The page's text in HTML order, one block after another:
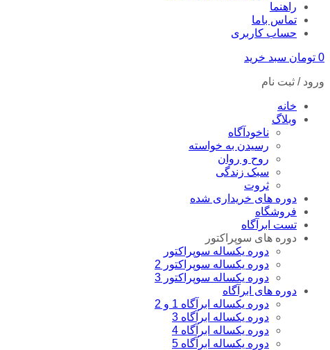
راهنما
تماس باما
حساب کاربری
0 تومان سبد خرید
ورود / ثبت نام
خانه
وبلاگ
ناخودآگاه
رسیدن به خواسته
روح و روان
سبک زندگی
ثروت
دوره های خریداری شده
فروشگاه
تست ابرآگاه
دوره های سوپراکتور
دوره یکساله سوپراکتور
دوره یکساله سوپراکتور 2
دوره یکساله سوپراکتور 3
دوره های ابرآگاه
دوره یکساله ابرآگاه 1 و 2
دوره یکساله ابرآگاه 3
دوره یکساله ابرآگاه 4
دوره یکساله ابرآگاه 5